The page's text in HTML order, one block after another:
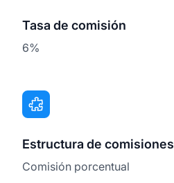
Tasa de comisión
6%
Estructura de comisiones
Comisión porcentual